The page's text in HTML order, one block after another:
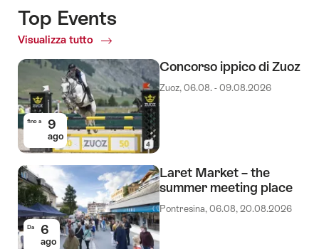
Top Events
Visualizza tutto
Top
fino a 9
ago
Concorso ippico di Zuoz
Zuoz, 06.08. - 09.08.2026
Da 6
ago
Laret Market – the
summer meeting place
Pontresina, 06.08, 20.08.2026